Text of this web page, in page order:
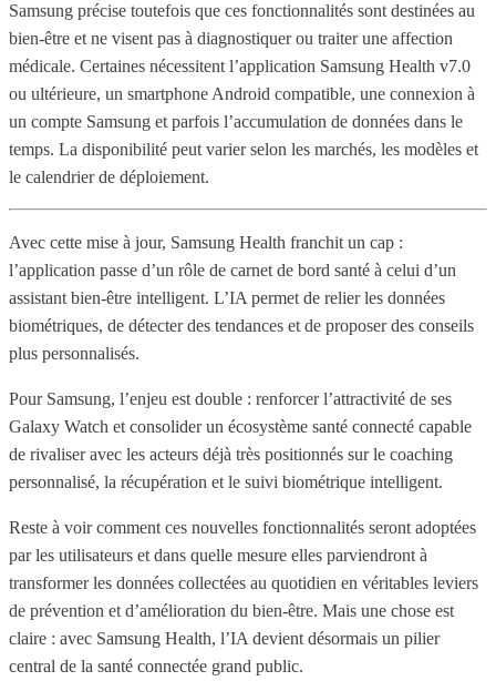
Samsung précise toutefois que ces fonctionnalités sont destinées au
bien-être et ne visent pas à diagnostiquer ou traiter une affection
médicale. Certaines nécessitent l’application Samsung Health v7.0
ou ultérieure, un smartphone Android compatible, une connexion à
un compte Samsung et parfois l’accumulation de données dans le
temps. La disponibilité peut varier selon les marchés, les modèles et
le calendrier de déploiement.
Avec cette mise à jour, Samsung Health franchit un cap :
l’application passe d’un rôle de carnet de bord santé à celui d’un
assistant bien-être intelligent. L’IA permet de relier les données
biométriques, de détecter des tendances et de proposer des conseils
plus personnalisés.
Pour Samsung, l’enjeu est double : renforcer l’attractivité de ses
Galaxy Watch et consolider un écosystème santé connecté capable
de rivaliser avec les acteurs déjà très positionnés sur le coaching
personnalisé, la récupération et le suivi biométrique intelligent.
Reste à voir comment ces nouvelles fonctionnalités seront adoptées
par les utilisateurs et dans quelle mesure elles parviendront à
transformer les données collectées au quotidien en véritables leviers
de prévention et d’amélioration du bien-être. Mais une chose est
claire : avec Samsung Health, l’IA devient désormais un pilier
central de la santé connectée grand public.